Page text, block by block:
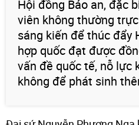
Hội đồng Bảo an, đặc
viên không thường
sáng kiến để thúc đẩy
hợp quốc đạt được
vấn đề quốc tế, nỗ lực
không để phát sinh